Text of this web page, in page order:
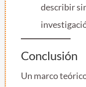
describir
Conclusión
Un marco